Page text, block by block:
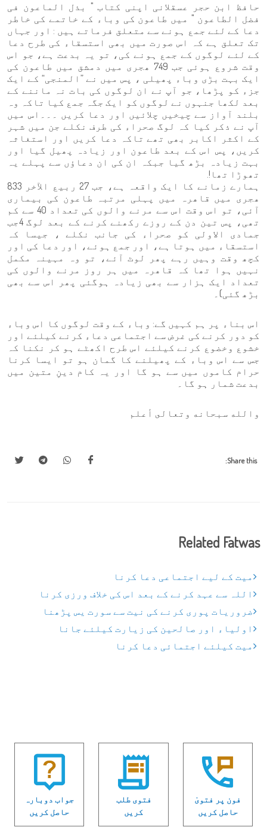
حافظ ابن حجر عسقلانی اپنی کتاب " بذل الماعون فی
فضل الطاعون " میں طاعون کی وباء کے خاتمے کی خاطر
دعا کے لئے جمع ہونے سے متعلق فرماتے ہیں : اور جہاں
تک تعلق ہے کہ اس صورت میں بھی استسقاء کی طرح دعا
کے لئے لوگوں کے جمع ہونے کی، تو یہ بدعت ہے، جو اس
وقت شروع ہوئی جب 749 ھجری میں دمشق میں طاعون کی
ایک بہت بڑی وباء پھیلی ، پس میں نے ”المنجی“ کے ایک
جزء کو پڑھا، جو آپ نے ان لوگوں کی بات نہ ماننے کے
بعد لکھا جنہوں نے لوگوں کو ایک جگہ جمع کیا تاکہ وہ
بلند آواز سے چیخیں چلائیں اور دعا کریں ۔۔۔اس میں
آپ نے ذکر کیا کہ لوگ صحراء کی طرف نکلے جن میں شہر
کے اکثر اکابر بھی تھے تاکہ دعا کریں اور استغاثہ
کریں، پس اس کے بعد طاعون اور زیادہ پھیل گیا اور
بہت زیادہ بڑھ گیا جبکہ ان کی ان دعاؤں سے پہلے یہ
تھوڑا تھا!.
ہمارے زمانے کا ایک واقعہ ہے، جب 27 ربیع الآخر 833
ھجری میں قاھرہ میں پہلی مرتبہ طاعون کی بیماری
آئی، تو اس وقت اس سے مرنے والوں کی تعداد 40 سے کم
تھی، پس تین دن کے روزے رکھنے کرنے کے بعد لوگ 4جب
جمادی الاولی کو صحراء کی جانب نکلے ، جیسا کہ
استسقاء میں ہوتا ہے، اور جمع ہوئے، اور دعا کی اور
کچھ وقت وہیں رہے پھر لوٹ آئے، تو وہ مہینہ مکمل
نہیں ہوا تھا کہ قاھرہ میں ہر روز مرنے والوں کی
تعداد ایک ہزار سے بھی زیادہ ہوگئی پھر اس سے بھی
بڑھ گئی)۔
اس بناء پر ہم کہیں گے: وباء کے وقت لوگوں کا اس وباء
کو دور کرنے کی غرض سے اجتماعی دعاء کرنے کیلئے اور
خشوع وخضوع کرنے کیلئے اس طرح اکھٹے ہو کر نکنا کہ
جس سے اس وباء کے پھیلنے کا گمان ہو تو ایسا کرنا
حرام کاموں میں سے ہو گا اور یہ کام دینِ متین میں
بدعت شمار ہو گا۔
والله سبحانه وتعالى أعلم
Share this:
Related Fatwas
میت کے لیے اجتماعی دعا کرنا
اللہ سے عہد کرنے کے بعد اس کی خلاف ورزی کرنا
ضروریات پوری کرنے کی نیت سے سورت یس پڑھنا
اولیاء اور صالحین کی زیارت کیلئے جانا
میت کیلئے اجتمائی دعا کرنا
فون پر فتویٰ
حاصل کریں
فتوی طلب
کریں
جواب دوبارہ
حاصل کریں